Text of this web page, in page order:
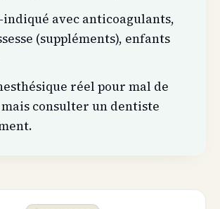
indiqué avec anticoagulants,
(suppléments), enfants
réel pour mal de
consulter un dentiste